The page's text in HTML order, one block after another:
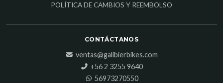
POLÍTICA DE CAMBIOS Y REEMBOLSO
CONTÁCTANOS
ventas@galibierbikes.com
‎+56 2 3255 9640
56973270550